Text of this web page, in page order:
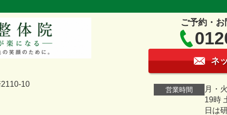
10
ご予約・
ネ
営業時間
月・
19時
日は